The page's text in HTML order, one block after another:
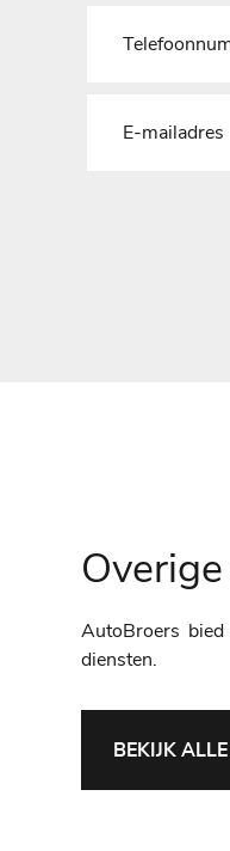
AutoBroers bied
diensten.
BEKIJK